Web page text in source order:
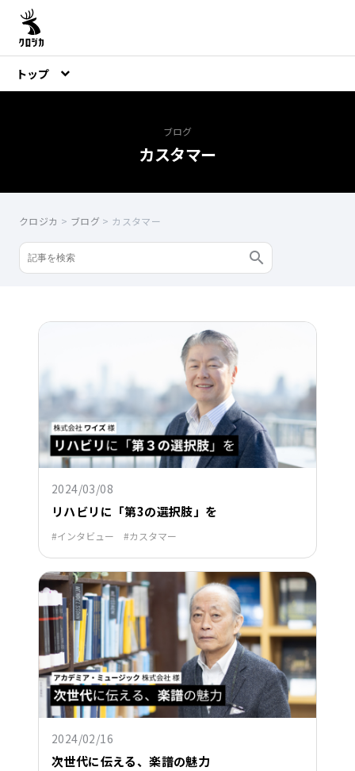
トップ
ブログ
カスタマー
クロジカ > ブログ > カスタマー
2024/03/08
リハビリに「第3の選択肢」を
インタビュー カスタマー
2024/02/16
次世代に伝える、楽譜の魅力